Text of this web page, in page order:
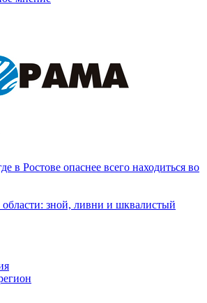
в Ростове опаснее всего находиться во
области: зной, ливни и шквалистый